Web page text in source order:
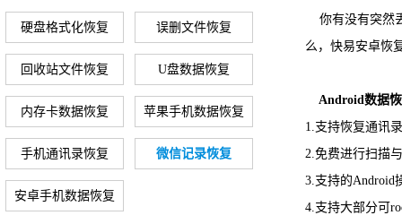
硬盘格式化恢复 误删文件恢复
回收站文件恢复 U盘数据恢复
内存卡数据恢复 苹果手机数据恢复
手机通讯录恢复 微信记录恢复
安卓手机数据恢复
你有没有突然
么，快易安卓恢
Android数据恢
1.支持恢复通讯
2.免费进行扫描
3.支持的Android
4.支持大部分可